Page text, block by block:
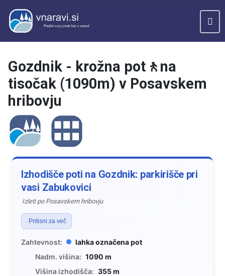
Gozdnik - krožna pot🚶na
tisočak (1090m) v Posavskem
hribovju
Izhodišče poti na Gozdnik: parkirišče pri
vasi Zabukovici
Izleti po Posavskem hribovju
Pritisni za več
Zahtevnost:
lahka označena pot
Nadm. višina: 1090 m
Višina izhodišča: 355 m